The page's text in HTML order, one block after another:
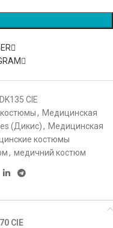
CIE
, Медицинская
(Дикис), Медицинская
костюмы
, медичний костюм
CIE